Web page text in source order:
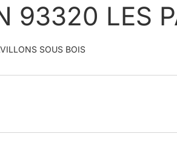
93320 LES
SOUS BOIS